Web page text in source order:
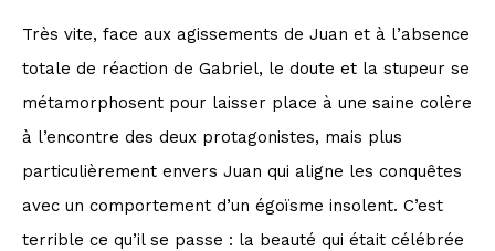
Très vite, face aux agissements de Juan et à l’absence
totale de réaction de Gabriel, le doute et la stupeur se
métamorphosent pour laisser place à une saine colère
à l’encontre des deux protagonistes, mais plus
particulièrement envers Juan qui aligne les conquêtes
avec un comportement d’un égoïsme insolent. C’est
terrible ce qu’il se passe : la beauté qui était célébrée